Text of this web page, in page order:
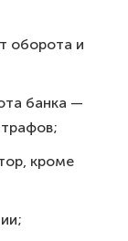
оборота и
банка —
кроме